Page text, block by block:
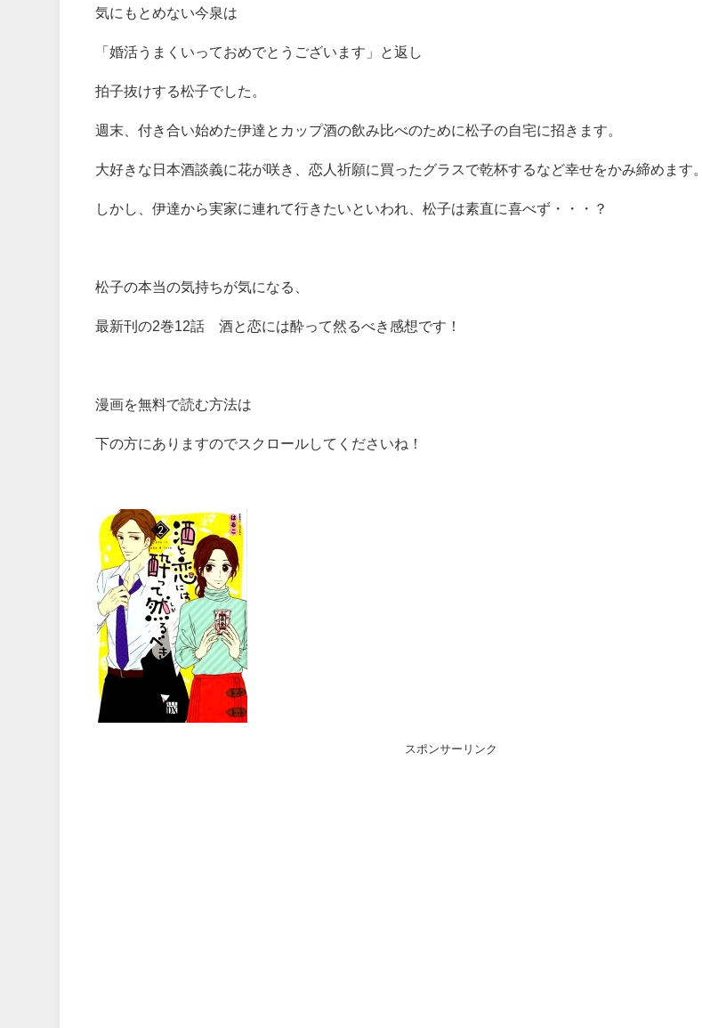
気にもとめない今泉は
「婚活うまくいっておめでとうございます」と返し
拍子抜けする松子でした。
週末、付き合い始めた伊達とカップ酒の飲み比べのために松子の自宅に招きます。
大好きな日本酒談義に花が咲き、恋人祈願に買ったグラスで乾杯するなど幸せをかみ締めます。
しかし、伊達から実家に連れて行きたいといわれ、松子は素直に喜べず・・・？
松子の本当の気持ちが気になる、
最新刊の2巻12話 酒と恋には酔って然るべき感想です！
漫画を無料で読む方法は
下の方にありますのでスクロールしてくださいね！
スポンサーリンク